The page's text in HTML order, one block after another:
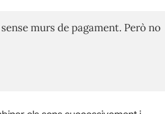
murs de pagament. Però no